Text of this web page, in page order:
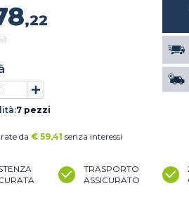
,22
7 pezzi
da € 59,41 senza interessi
TRASPORTO
ASSICURATO